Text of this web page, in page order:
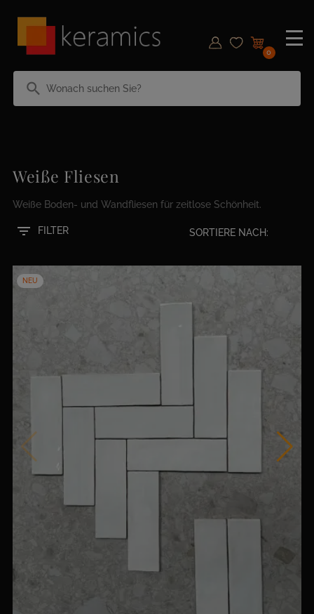
search
0
Weiße Fliesen
Weiße Boden- und Wandfliesen für zeitlose Schönheit.
filter_list FILTER SORTIERE NACH:
NEU